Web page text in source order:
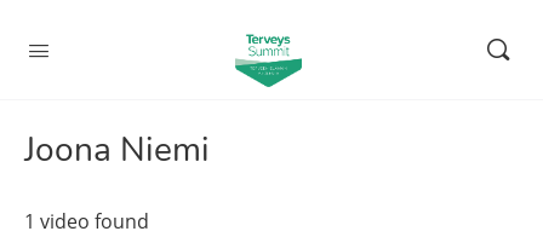
Joona Niemi
1 video found